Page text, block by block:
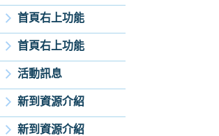
首頁右上功能
首頁右上功能
活動訊息
新到資源介紹
新到資源介紹